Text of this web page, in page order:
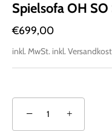
Spielsofa OH
€699,00
inkl. MwSt. inkl.
− +